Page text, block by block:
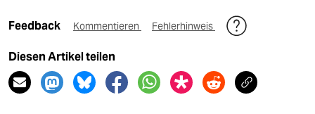
Feedback Kommentieren Fehlerhinweis
Diesen Artikel teilen